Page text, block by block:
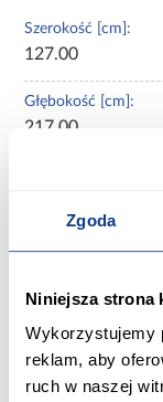
Zgoda
Niniejsza strona
Wykorzystujemy
reklam, aby
ruch w naszej
Szerokość [cm]:
127.00
Głębokość [cm]:
217.00
120.00
Długość pow.